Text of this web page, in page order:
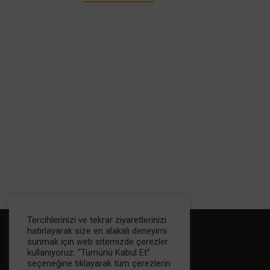
Tercihlerinizi ve tekrar ziyaretlerinizi
hatırlayarak size en alakalı deneyimi
sunmak için web sitemizde çerezler
kullanıyoruz. “Tümünü Kabul Et”
seçeneğine tıklayarak tüm çerezlerin